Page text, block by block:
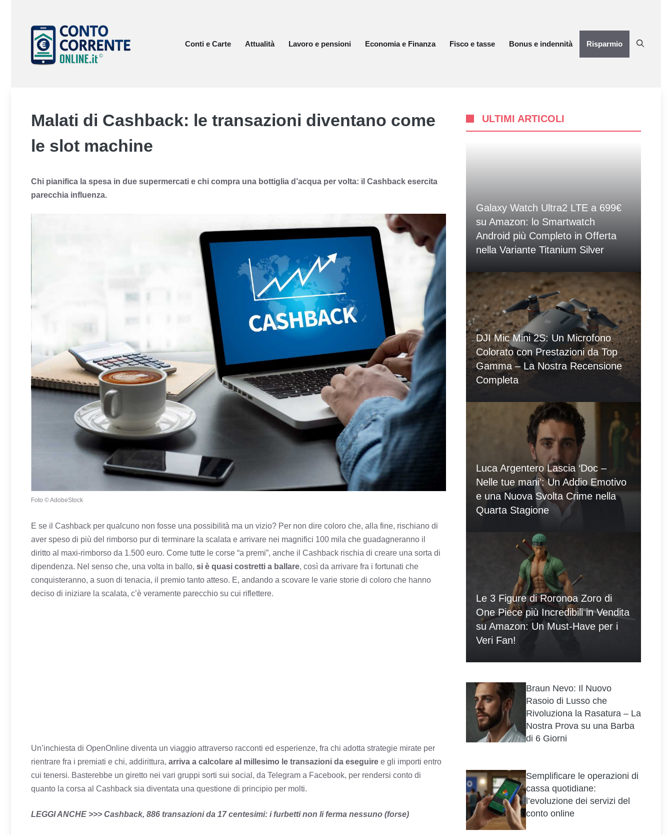
contenuto
Conti e Carte
Attualità Lavoro e pensioni Economia e Finanza Fisco e tasse Bonus e indennità Risparmio
Malati di Cashback: le transazioni diventano come
le slot machine
Chi pianifica la spesa in due supermercati e chi compra una bottiglia d’acqua per volta: il Cashback esercita
parecchia influenza.
Foto © AdobeStock
E se il Cashback per qualcuno non fosse una possibilità ma un vizio? Per non dire coloro che, alla fine, rischiano di
aver speso di più del rimborso pur di terminare la scalata e arrivare nei magnifici 100 mila che guadagneranno il
diritto al maxi-rimborso da 1.500 euro. Come tutte le corse “a premi”, anche il Cashback rischia di creare una sorta di
dipendenza. Nel senso che, una volta in ballo, si è quasi costretti a ballare, così da arrivare fra i fortunati che
conquisteranno, a suon di tenacia, il premio tanto atteso. E, andando a scovare le varie storie di coloro che hanno
deciso di iniziare la scalata, c’è veramente parecchio su cui riflettere.
Un’inchiesta di OpenOnline diventa un viaggio attraverso racconti ed esperienze, fra chi adotta strategie mirate per
rientrare fra i premiati e chi, addirittura, arriva a calcolare al millesimo le transazioni da eseguire e gli importi entro
cui tenersi. Basterebbe un giretto nei vari gruppi sorti sui social, da Telegram a Facebook, per rendersi conto di
quanto la corsa al Cashback sia diventata una questione di principio per molti.
LEGGI ANCHE >>> Cashback, 886 transazioni da 17 centesimi: i furbetti non li ferma nessuno (forse)
ULTIMI ARTICOLI
Galaxy Watch Ultra2 LTE a 699€
su Amazon: lo Smartwatch
Android più Completo in Offerta
nella Variante Titanium Silver
DJI Mic Mini 2S: Un Microfono
Colorato con Prestazioni da Top
Gamma – La Nostra Recensione
Completa
Luca Argentero Lascia ‘Doc –
Nelle tue mani’: Un Addio Emotivo
e una Nuova Svolta Crime nella
Quarta Stagione
Le 3 Figure di Roronoa Zoro di
One Piece più Incredibili in Vendita
su Amazon: Un Must-Have per i
Veri Fan!
Braun Nevo: Il Nuovo
Rasoio di Lusso che
Rivoluziona la Rasatura – La
Nostra Prova su una Barba
di 6 Giorni
Semplificare le operazioni di
cassa quotidiane:
l’evoluzione dei servizi del
conto online